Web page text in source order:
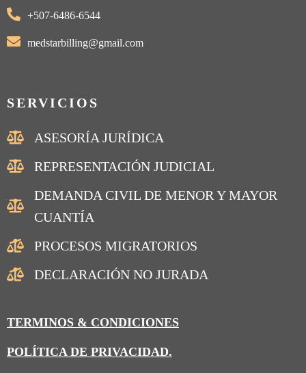
+507-6486-6544
medstarbilling@gmail.com
SERVICIOS
ASESORÍA JURÍDICA
REPRESENTACIÓN JUDICIAL
DEMANDA CIVIL DE MENOR Y MAYOR
CUANTÍA
PROCESOS MIGRATORIOS
DECLARACIÓN NO JURADA
TERMINOS & CONDICIONES
POLÍTICA DE PRIVACIDAD.